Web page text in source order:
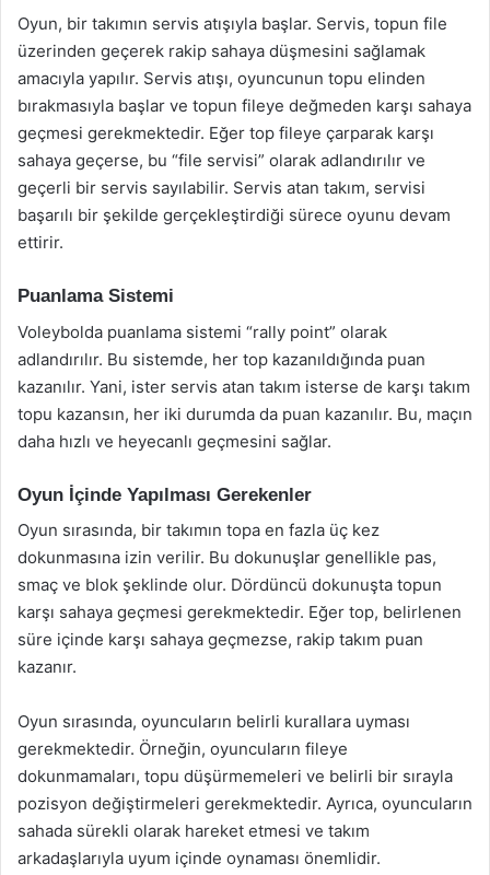
Oyun, bir takımın servis atışıyla başlar. Servis, topun file
üzerinden geçerek rakip sahaya düşmesini sağlamak
amacıyla yapılır. Servis atışı, oyuncunun topu elinden
bırakmasıyla başlar ve topun fileye değmeden karşı sahaya
geçmesi gerekmektedir. Eğer top fileye çarparak karşı
sahaya geçerse, bu “file servisi” olarak adlandırılır ve
geçerli bir servis sayılabilir. Servis atan takım, servisi
başarılı bir şekilde gerçekleştirdiği sürece oyunu devam
ettirir.
Puanlama Sistemi
Voleybolda puanlama sistemi “rally point” olarak
adlandırılır. Bu sistemde, her top kazanıldığında puan
kazanılır. Yani, ister servis atan takım isterse de karşı takım
topu kazansın, her iki durumda da puan kazanılır. Bu, maçın
daha hızlı ve heyecanlı geçmesini sağlar.
Oyun İçinde Yapılması Gerekenler
Oyun sırasında, bir takımın topa en fazla üç kez
dokunmasına izin verilir. Bu dokunuşlar genellikle pas,
smaç ve blok şeklinde olur. Dördüncü dokunuşta topun
karşı sahaya geçmesi gerekmektedir. Eğer top, belirlenen
süre içinde karşı sahaya geçmezse, rakip takım puan
kazanır.
Oyun sırasında, oyuncuların belirli kurallara uyması
gerekmektedir. Örneğin, oyuncuların fileye
dokunmamaları, topu düşürmemeleri ve belirli bir sırayla
pozisyon değiştirmeleri gerekmektedir. Ayrıca, oyuncuların
sahada sürekli olarak hareket etmesi ve takım
arkadaşlarıyla uyum içinde oynaması önemlidir.